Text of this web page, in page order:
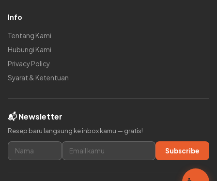
Info
Tentang Kami
Hubungi Kami
Privacy Policy
Syarat & Ketentuan
📬 Newsletter
Resep baru langsung ke inbox kamu — gratis!
Subscribe